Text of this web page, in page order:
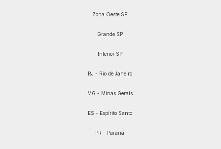
Zona Oeste SP
Grande SP
Interior SP
RJ - Rio de Janeiro
MG - Minas Gerais
ES - Espírito Santo
PR - Paraná